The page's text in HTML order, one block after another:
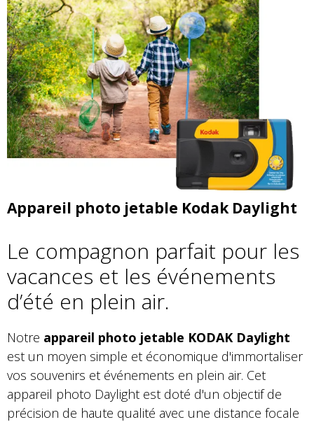
Appareil photo jetable Kodak Daylight
Le compagnon parfait pour les
vacances et les événements
d’été en plein air.
Notre appareil photo jetable KODAK Daylight
est un moyen simple et économique d'immortaliser
vos souvenirs et événements en plein air. Cet
appareil photo Daylight est doté d'un objectif de
précision de haute qualité avec une distance focale